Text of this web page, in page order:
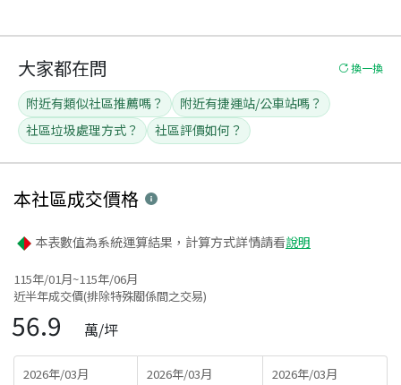
大家都在問 換一換
附近有類似社區推薦嗎？
附近有捷運站/公車站嗎？
社區垃圾處理方式？
社區評價如何？
本社區成交價格
本表數值為系統運算結果，計算方式詳情請看說明
115年/01月~115年/06月
近半年成交價(排除特殊關係間之交易)
56.9 萬/坪
2026年/03月
2026年/03月
2026年/03月